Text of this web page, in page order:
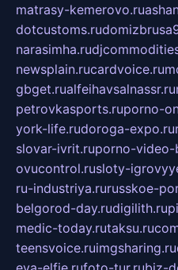
matrasy-kemerovo.ru
dotcustoms.ru
narasimha.ru
newsplain.rucardvoice.ru
gbget.rualfeihavsalnassr.ru
petrovkasports.ruporno-
york-life.rudoroga-expo.ru
slovar-ivrit.ruporno-video-
ovucontrol.rusloty-
ru-industriya.rurusskoe-
belgorod-day.rudigilith.ru
medic-today.rutaksu.ru
teensvoice.ruimgsharing.ru